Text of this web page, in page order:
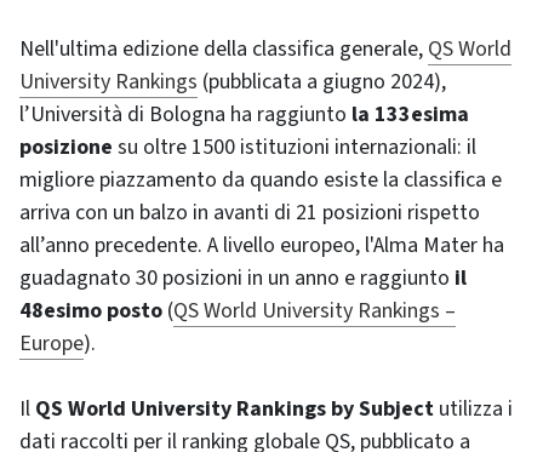
Nell'ultima edizione della classifica generale, QS World
University Rankings (pubblicata a giugno 2024),
l’Università di Bologna ha raggiunto la 133esima
posizione su oltre 1500 istituzioni internazionali: il
migliore piazzamento da quando esiste la classifica e
arriva con un balzo in avanti di 21 posizioni rispetto
all’anno precedente. A livello europeo, l'Alma Mater ha
guadagnato 30 posizioni in un anno e raggiunto il
48esimo posto (QS World University Rankings –
Europe).
Il QS World University Rankings by Subject utilizza i
dati raccolti per il ranking globale QS, pubblicato a